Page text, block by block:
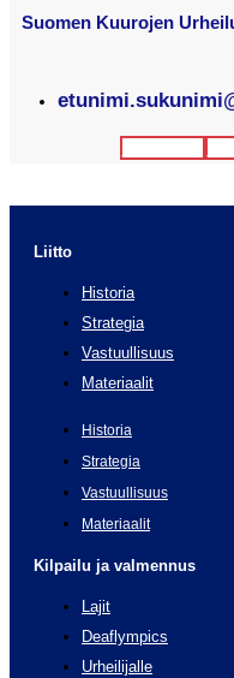
Suomen Kuurojen
Liitto
Historia
Strategia
Vastuullisuus
Materiaalit
Historia
Strategia
Vastuullisuus
Materiaalit
Kilpailu ja valmennus
Lajit
Deaflympics
Urheilijalle